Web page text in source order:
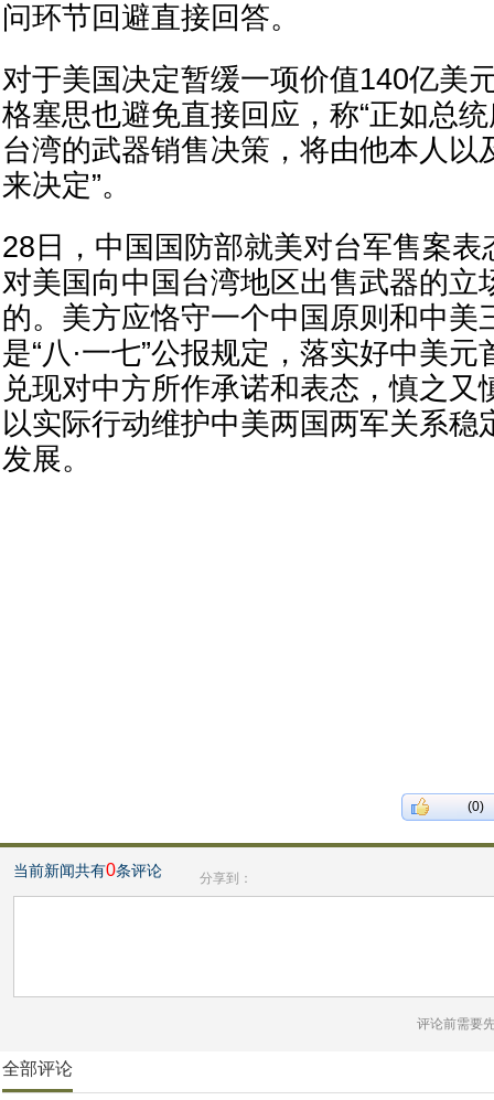
问环节回避直接回答。
对于美国决定暂缓一项价值140亿美
格塞思也避免直接回应，称“正如总
台湾的武器销售决策，将由他本人以
来决定”。
28日，中国国防部就美对台军售案表
对美国向中国台湾地区出售武器的立
的。美方应恪守一个中国原则和中美
是“八·一七”公报规定，落实好中美
兑现对中方所作承诺和表态，慎之又
以实际行动维护中美两国两军关系稳
发展。
(0)
当前新闻共有0条评论 分享到：
评论前需要
全部评论